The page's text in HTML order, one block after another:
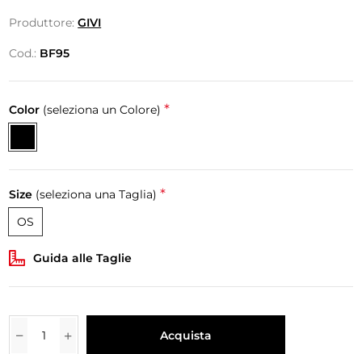
Produttore: GIVI
Cod.: BF95
Color (seleziona un Colore) *
Size (seleziona una Taglia) *
OS
Guida alle Taglie
Acquista